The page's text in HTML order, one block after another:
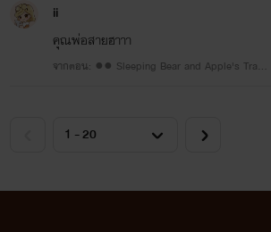
ii
คุณพ่อสายฮาาา
จากตอน: ●● Sleeping Bear and Apple's Trap